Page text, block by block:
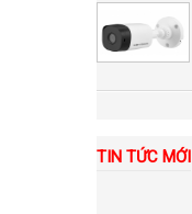
TIN TỨC MỚI